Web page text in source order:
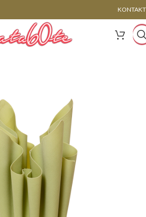
KONTAKT